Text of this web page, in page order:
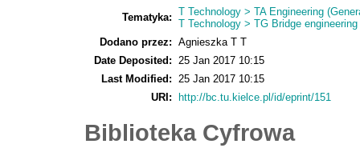
Tematyka: T Technology > TA Engineering
T Technology > TG Bridge engineering
Dodano przez: Agnieszka T T
Date Deposited:
25 Jan 2017 10:15
Last Modified:
25 Jan 2017 10:15
URI:
http://bc.tu.kielce.pl/id/eprint/151
Biblioteka Cyfrowa